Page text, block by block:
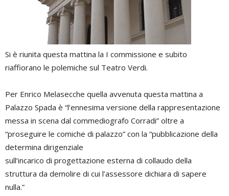
Si è riunita questa mattina la I commissione e subito
riaffiorano le polemiche sul Teatro Verdi.
Per Enrico Melasecche quella avvenuta questa mattina a
Palazzo Spada è “l’ennesima versione della rappresentazione
messa in scena dal commediografo Corradi” oltre a
“proseguire le comiche di palazzo” con la “pubblicazione della
determina dirigenziale
sull’incarico di progettazione esterna di collaudo della
struttura da demolire di cui l’assessore dichiara di sapere
nulla.”